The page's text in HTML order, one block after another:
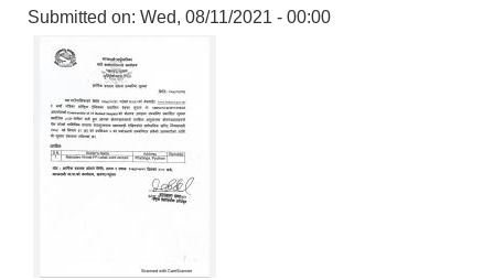
Submitted on: Wed, 08/11/2021 - 00:00